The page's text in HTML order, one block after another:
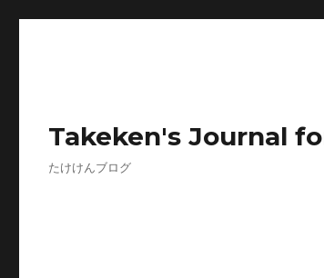
Takeken's Journal
たけけんブログ